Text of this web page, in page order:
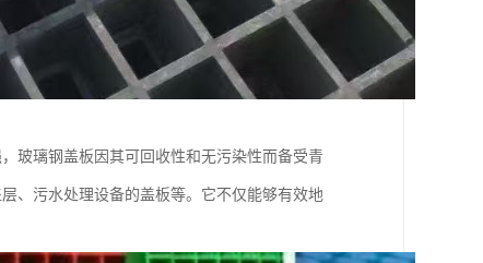
玻璃钢盖板因其可回收性和无污染性而备受青
、污水处理设备的盖板等。它不仅能够有效地